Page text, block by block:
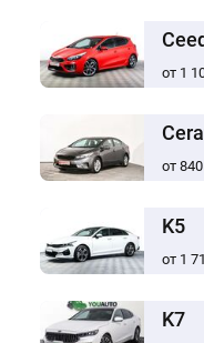
от 1
от
K5
от 1
K7